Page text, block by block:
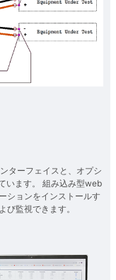
ターフェイスと、オプシ
います。 組み込み型web
ションをインストールす
監視できます。